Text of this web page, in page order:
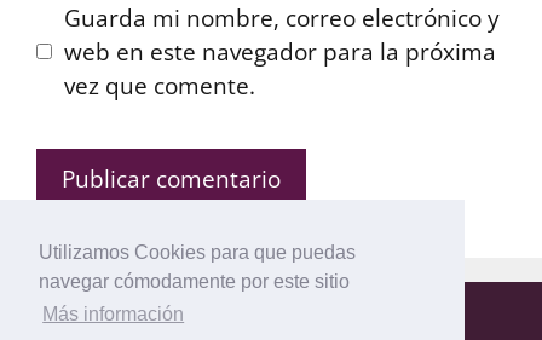
Utilizamos Cookies para que puedas
navegar cómodamente por este sitio
Más información
Guarda mi nombre, correo electrónico y
web en este navegador para la próxima
vez que comente.
Mapa del Sitio